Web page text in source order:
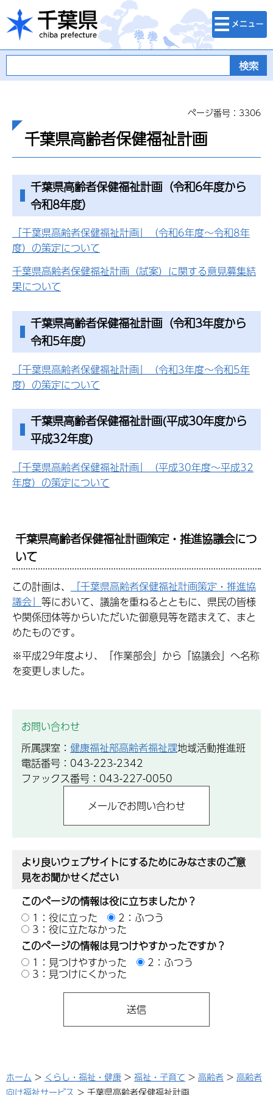
千葉県
検索・メニュ
ー
ページ番号：3306
千葉県高齢者保健福祉計画
千葉県高齢者保健福祉計画（令和6年度から
令和8年度）
「千葉県高齢者保健福祉計画」（令和6年度～令和8年
度）の策定について
千葉県高齢者保健福祉計画（試案）に関する意見募集結
果について
千葉県高齢者保健福祉計画（令和3年度から
令和5年度）
「千葉県高齢者保健福祉計画」（令和3年度～令和5年
度）の策定について
千葉県高齢者保健福祉計画(平成30年度から
平成32年度)
「千葉県高齢者保健福祉計画」（平成30年度～平成32
年度）の策定について
千葉県高齢者保健福祉計画策定・推進協議会につ
いて
この計画は、
「千葉県高齢者保健福祉計画策定・推進協
議会」 等において、議論を重ねるとともに、県民の皆様
や関係団体等からいただいた御意見等を踏まえて、まと
めたものです。
※平成29年度より、「作業部会」から「協議会」へ名称
を変更しました。
お問い合わせ
所属課室： 健康福祉部高齢者福祉課地域活動推進班
電話番号：043-223-2342
ファックス番号：043-227-0050
より良いウェブサイトにするためにみなさまのご意
見をお聞かせください
このページの情報は役に立ちましたか？
1：役に立った
2：ふつう
3：役に立たなかった
このページの情報は見つけやすかったですか？
1：見つけやすかった
2：ふつう
3：見つけにくかった
ホーム > くらし・福祉・健康 > 福祉・子育て > 高齢者 > 高齢者
向け福祉サービス > 千葉県高齢者保健福祉計画